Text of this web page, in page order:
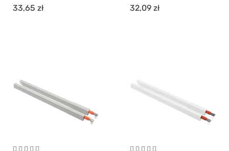
33,65 zł 32,09 zł